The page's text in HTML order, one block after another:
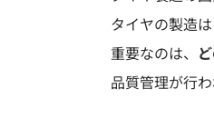
タイヤの製造
重要なのは、
品質管理が行